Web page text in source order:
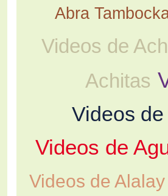
Abra
Videos de
Achitas
Videos
Videos de
Videos de Alalay